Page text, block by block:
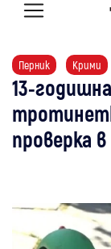
Перник Крими
13-
проверка